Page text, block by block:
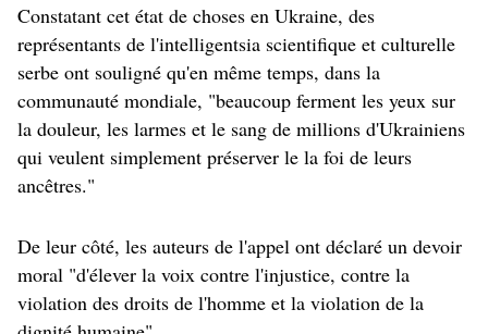
Constatant cet état de choses en Ukraine, des
représentants de l'intelligentsia scientifique et culturelle
serbe ont souligné qu'en même temps, dans la
communauté mondiale, "beaucoup ferment les yeux sur
la douleur, les larmes et le sang de millions d'Ukrainiens
qui veulent simplement préserver le la foi de leurs
ancêtres."
De leur côté, les auteurs de l'appel ont déclaré un devoir
moral "d'élever la voix contre l'injustice, contre la
violation des droits de l'homme et la violation de la